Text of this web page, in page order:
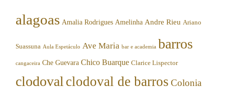
alagoas Amalia Rodrigues Amelinha Andre Rieu Ariano
Suassuna Aula Espetáculo Ave Maria bar e academia barros
cangaceira Che Guevara Chico Buarque Clarice Lispector
clodovalclodoval de barros Colonia